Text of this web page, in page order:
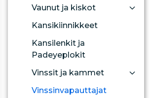
Vaunut ja kiskot
Kansikiinnikkeet
Kansilenkit ja
Padeyeplokit
Vinssit ja kammet
Vinssinvapauttajat